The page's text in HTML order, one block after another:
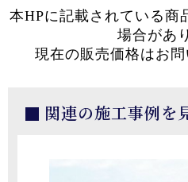
本HPに記載されている商
場合があ
現在の販売価格はお問
関連の施工事例を